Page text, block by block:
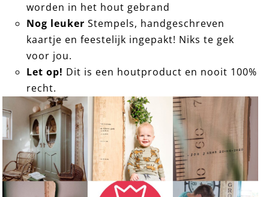
worden in het hout gebrand
Nog leuker Stempels, handgeschreven
kaartje en feestelijk ingepakt! Niks te gek
voor jou.
Let op! Dit is een houtproduct en nooit 100%
recht.